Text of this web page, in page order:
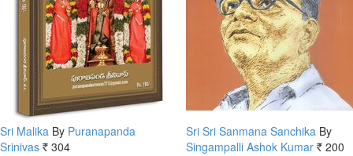
Sri Malika By Puranapanda
Srinivas Rs. 304
Sri Sri Sanmana Sanchika By
Singampalli Ashok Kumar Rs. 200